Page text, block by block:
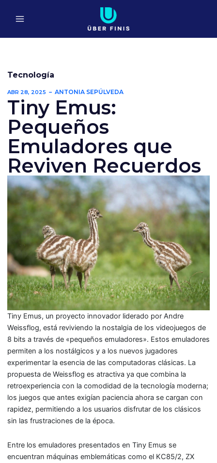
Tecnología
ABR 28, 2025 ANTONIA SEPÚLVEDA
Tiny Emus:
Pequeños
Emuladores que
Reviven Recuerdos
Tiny Emus, un proyecto innovador liderado por Andre
Weissflog, está reviviendo la nostalgia de los videojuegos de
8 bits a través de «pequeños emuladores». Estos emuladores
permiten a los nostálgicos y a los nuevos jugadores
experimentar la esencia de las computadoras clásicas. La
propuesta de Weissflog es atractiva ya que combina la
retroexperiencia con la comodidad de la tecnología moderna;
los juegos que antes exigían paciencia ahora se cargan con
rapidez, permitiendo a los usuarios disfrutar de los clásicos
sin las frustraciones de la época.
Entre los emuladores presentados en Tiny Emus se
encuentran máquinas emblemáticas como el KC85/2, ZX